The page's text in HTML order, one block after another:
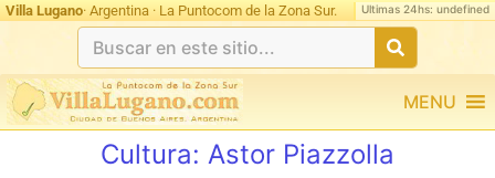
Villa Lugano· Argentina · La Puntocom de la Zona Sur. Ultimas 24hs: undefined
MENU
Cultura: Astor Piazzolla